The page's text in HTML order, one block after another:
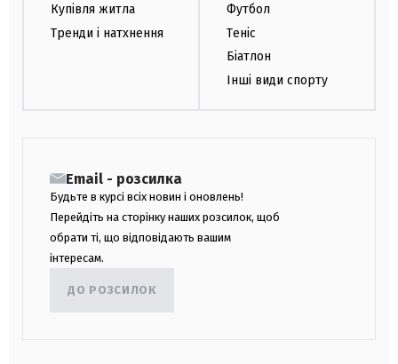
Купівля житла
Тренди і натхнення
Футбол
Теніс
Біатлон
Інші види спорту
Email - розсилка
Будьте в курсі всіх новин і оновлень!
Перейдіть на сторінку наших розсилок, щоб
обрати ті, що відповідають вашим
інтересам.
ДО РОЗСИЛОК